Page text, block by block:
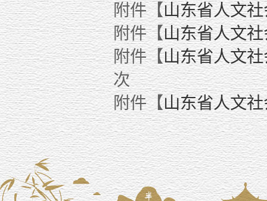
附件【山东省人文
附件【山东省人文
附件【山东省人文
次
附件【山东省人文